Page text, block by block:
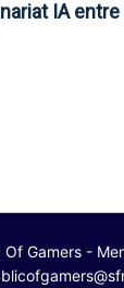
IA
Gamers -